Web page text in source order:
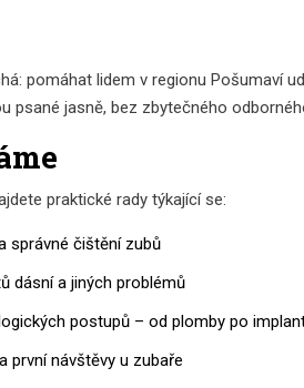
pomáhat lidem v regionu Pošumaví
psané jasně, bez zbytečného
praktické rady týkající se:
správné čištění zubů
dásní a jiných problémů
postupů – od plomby po
první návštěvy u zubaře